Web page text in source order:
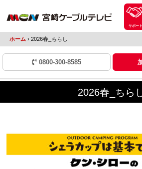
サポート
ホーム ›2026春_ちらし
0800-300-8585
2026春_ちら